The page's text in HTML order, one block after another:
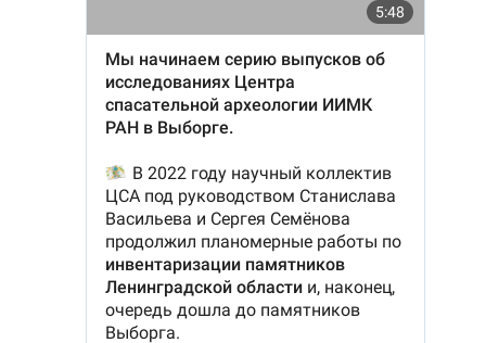
госавтоинспекция
беременная женщина
Поделиться статьей: